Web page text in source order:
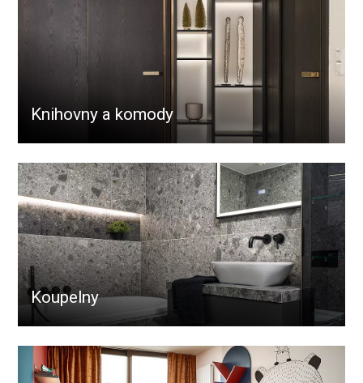
Knihovny a komody
Koupelny